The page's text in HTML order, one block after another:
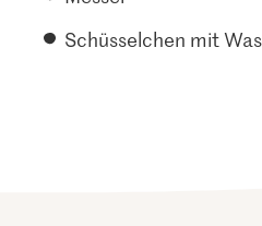
Schüsselchen mit